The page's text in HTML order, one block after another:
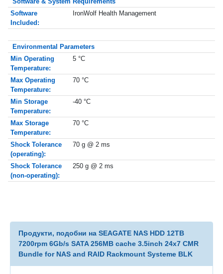
Software
Included:
IronWolf Health Management
Environmental Parameters
Min Operating
Temperature:
5 °C
Max Operating
Temperature:
70 °C
Min Storage
Temperature:
-40 °C
Max Storage
Temperature:
70 °C
Shock Tolerance
(operating):
70 g @ 2 ms
Shock Tolerance
(non-operating):
250 g @ 2 ms
Продукти, подобни на SEAGATE NAS HDD 12TB
7200rpm 6Gb/s SATA 256MB cache 3.5inch 24x7 CMR
Bundle for NAS and RAID Rackmount Systeme BLK